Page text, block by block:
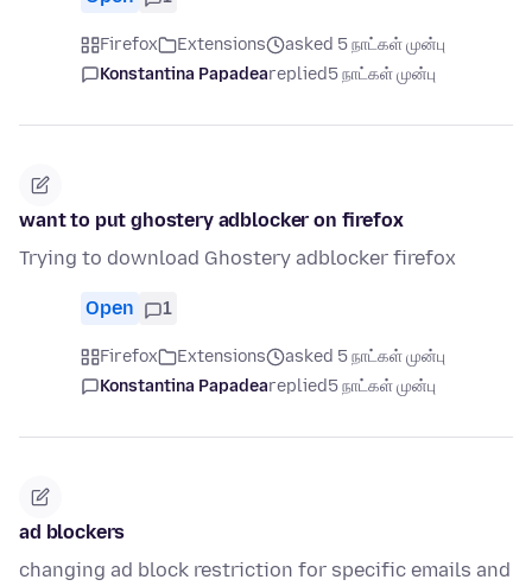
Firefox Extensions
asked 5 நாட்கள் முன்பு
Konstantina Papadeareplied5 நாட்கள் முன்பு
want to put ghostery adblocker on firefox
Trying to download Ghostery adblocker firefox
Open 1
Firefox Extensions
asked 5 நாட்கள் முன்பு
Konstantina Papadeareplied5 நாட்கள் முன்பு
ad blockers
changing ad block restriction for specific emails and